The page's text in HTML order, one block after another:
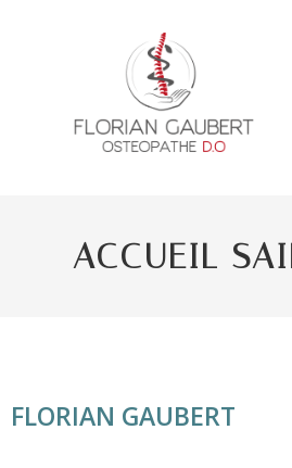
ACCUEIL
FLORIAN GAUBERT